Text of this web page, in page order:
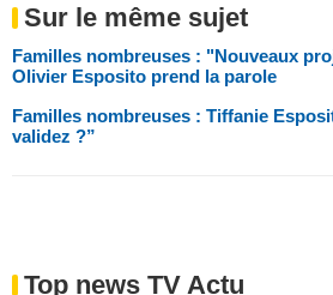
Sur le même sujet
Familles nombreuses : "Nouveaux
Olivier Esposito prend la parole
Familles nombreuses : Tiffanie
validez ?”
Top news TV Actu